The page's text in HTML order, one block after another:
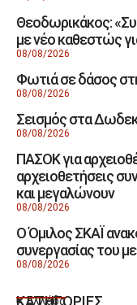
Θεοδωρικάκος:
με νέο καθεστώς
08/08/2026
Φωτιά σε δάσος
08/08/2026
Σεισμός στα
08/08/2026
ΠΑΣΟΚ για
αρχειοθετήσεις
και μεγαλώνουν
08/08/2026
Ο Όμιλος ΣΚΑΪ
συνεργασίας του
08/08/2026
Ελλάδα